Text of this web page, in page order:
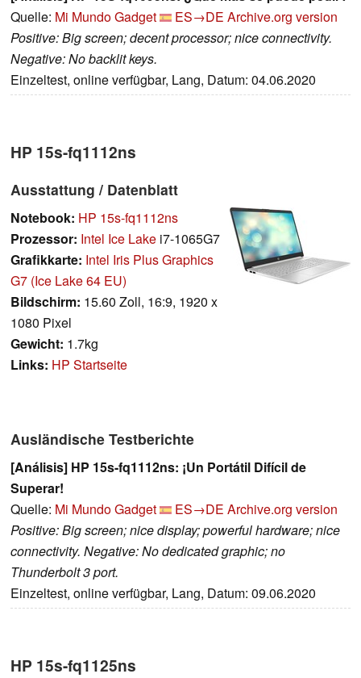
Quelle: Mi Mundo Gadget ES→DE Archive.org version
Positive: Big screen; decent processor; nice connectivity.
Negative: No backlit keys.
Einzeltest, online verfügbar, Lang, Datum: 04.06.2020
HP 15s-fq1112ns
Ausstattung / Datenblatt
Notebook: HP 15s-fq1112ns
Prozessor: Intel Ice Lake i7-1065G7
Grafikkarte: Intel Iris Plus Graphics
G7 (Ice Lake 64 EU)
Bildschirm: 15.60 Zoll, 16:9, 1920 x
1080 Pixel
Gewicht: 1.7kg
Links: HP Startseite
Ausländische Testberichte
[Análisis] HP 15s-fq1112ns: ¡Un Portátil Difícil de
Superar!
Quelle: Mi Mundo Gadget ES→DE Archive.org version
Positive: Big screen; nice display; powerful hardware; nice
connectivity. Negative: No dedicated graphic; no
Thunderbolt 3 port.
Einzeltest, online verfügbar, Lang, Datum: 09.06.2020
HP 15s-fq1125ns